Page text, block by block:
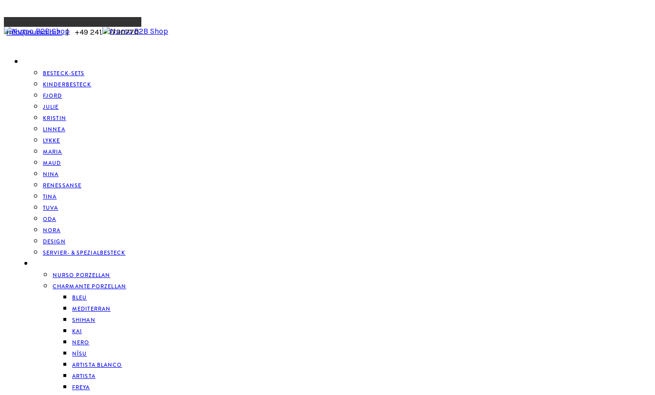
info@nurso.biz| +49 241 - 1730770
BESTECK-SETS
KINDERBESTECK
FJORD
JULIE
KRISTIN
LINNEA
LYKKE
MARIA
MAUD
NINA
RENESSANSE
TINA
TUVA
ODA
NORA
DESIGN
SERVIER- & SPEZIALBESTECK
NURSO PORZELLAN
CHARMANTE PORZELLAN
BLEU
MEDITERRAN
SHIHAN
KAI
NERO
NĪSU
ARTISTA BLANCO
ARTISTA
FREYA